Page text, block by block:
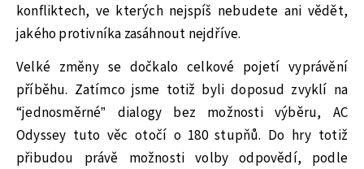
konfliktech, ve kterých nejspíš nebudete ani vědět,
jakého protivníka zasáhnout nejdříve.
Velké změny se dočkalo celkové pojetí vyprávění
příběhu. Zatímco jsme totiž byli doposud zvyklí na
“jednosměrné” dialogy bez možnosti výběru, AC
Odyssey tuto věc otočí o 180 stupňů. Do hry totiž
přibudou právě možnosti volby odpovědí, podle